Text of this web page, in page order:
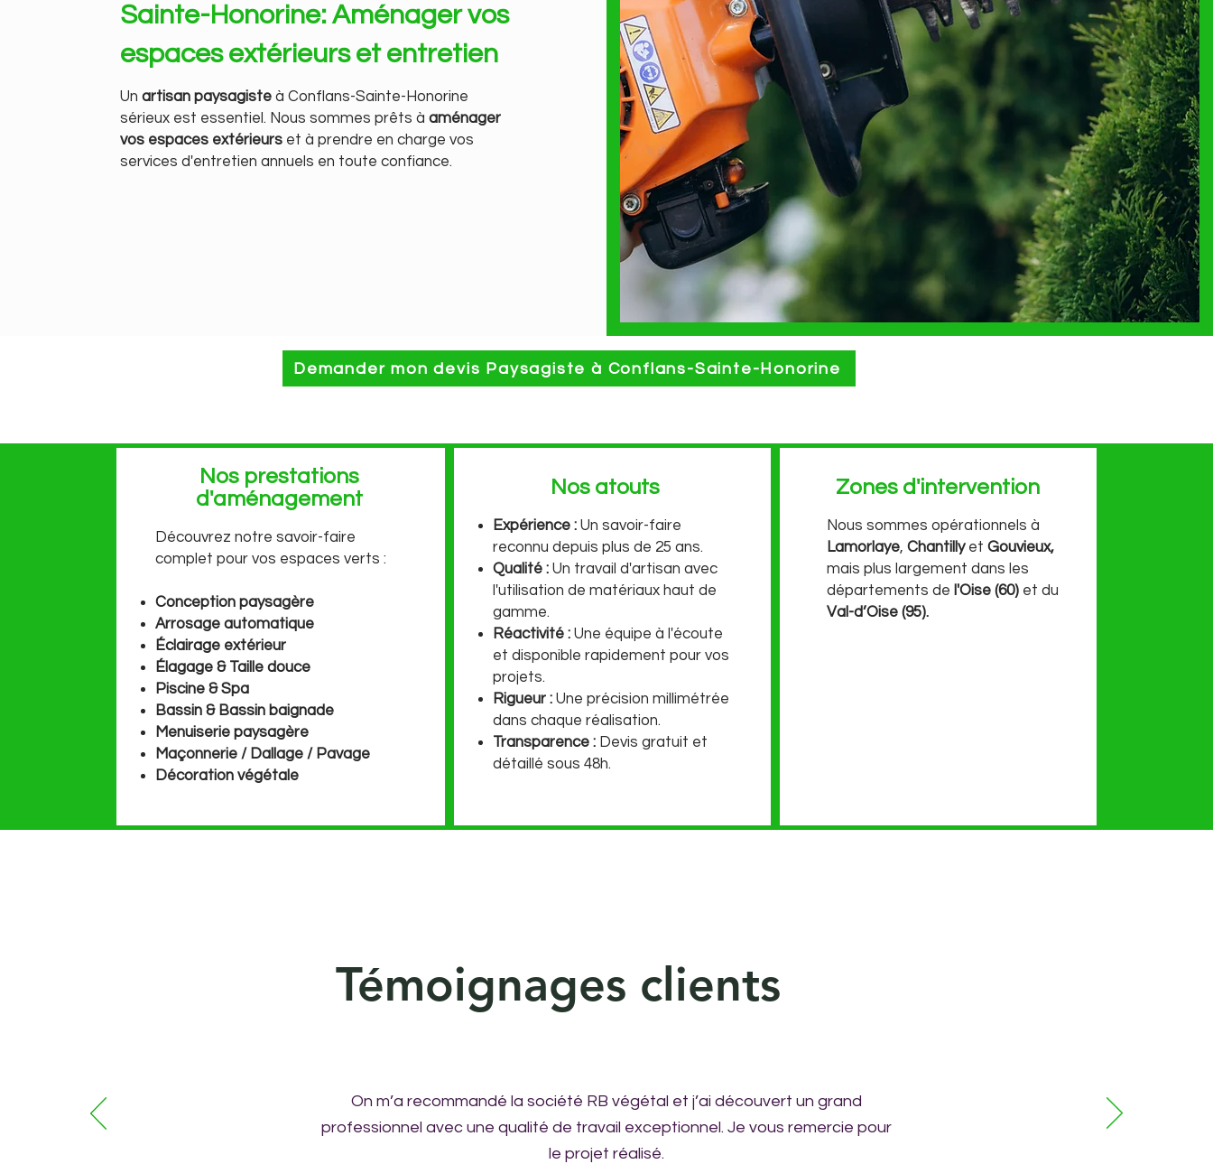
Sainte-Honorine: Aménager vos
espaces extérieurs et entretien
Un artisan paysagiste à Conflans-Sainte-Honorine
sérieux est essentiel. Nous sommes prêts à aménager
vos espaces extérieurs et à prendre en charge vos
services d'entretien annuels en toute confiance.
Demander mon devis Paysagiste à Conflans-Sainte-Honorine
Nos prestations
d'aménagement
Découvrez notre savoir-faire
complet pour vos espaces verts :
Conception paysagère
Arrosage automatique
Éclairage extérieur
Élagage & Taille douce
Piscine & Spa
Bassin & Bassin baignade
Menuiserie paysagère
Maçonnerie / Dallage / Pavage
Décoration végétale
Nos atouts
Expérience :Un savoir-faire
reconnu depuis plus de 25 ans.
Qualité :Un travail d'artisan avec
l'utilisation de matériaux haut de
gamme.
Réactivité :Une équipe à l'écoute
et disponible rapidement pour vos
projets.
Rigueur : Une précision millimétrée
dans chaque réalisation.
Transparence :Devis gratuit et
détaillé sous 48h.
Zones d'intervention
Nous sommes opérationnels à
Lamorlaye, Chantilly et Gouvieux,
mais plus largement dans les
départements de l'Oise (60) et du
Val-d’Oise (95).
Témoignages clients
On m’a recommandé la société RB végétal et j’ai découvert un grand
professionnel avec une qualité de travail exceptionnel. Je vous remercie pour
le projet réalisé.